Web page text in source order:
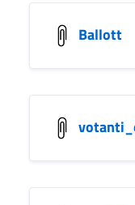
Ballott